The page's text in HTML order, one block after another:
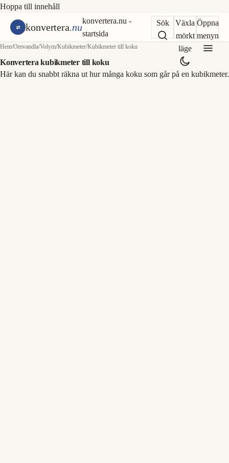
Hoppa till innehåll
konvertera.nu
konvertera.nu -
startsida
Sök
Växla
mörkt
läge
Öppna
menyn
Hem/Omvandla/Volym/Kubikmeter/Kubikmeter till koku
Konvertera kubikmeter till koku
Här kan du snabbt räkna ut hur många koku som går på en kubikmeter.